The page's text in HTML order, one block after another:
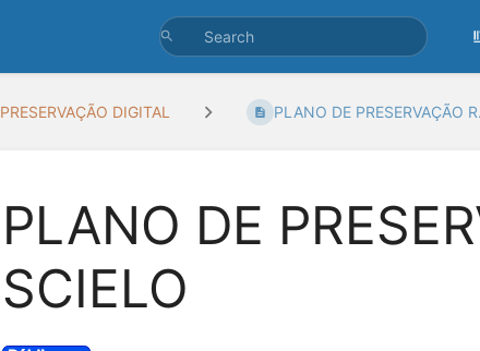
PRESERVAÇÃO DIGITAL PLANO DE PRESERVAÇÃO
PLANO DE
SCIELO